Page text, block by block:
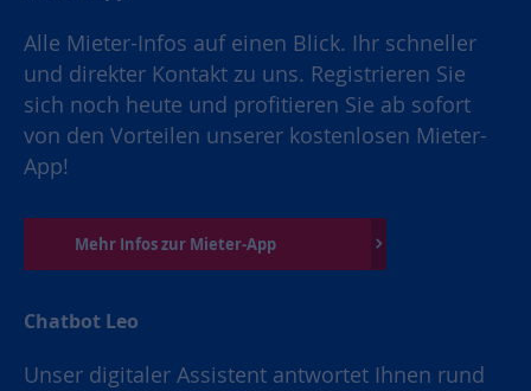
Alle Mieter-Infos auf einen Blick. Ihr schneller
und direkter Kontakt zu uns. Registrieren Sie
sich noch heute und profitieren Sie ab sofort
von den Vorteilen unserer kostenlosen Mieter-
App!
Mehr Infos zur Mieter-App
Chatbot Leo
Unser digitaler Assistent antwortet Ihnen rund